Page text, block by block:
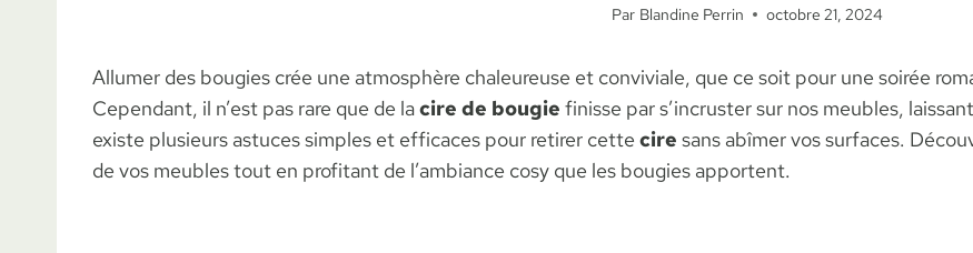
Par Blandine Perrin octobre 21, 2024
Allumer des bougies crée une atmosphère chaleureuse et conviviale, que ce soit pour une soirée
Cependant, il n’est pas rare que de lacire de bougie finisse par s’incruster sur nos meubles,
existe plusieurs astuces simples et efficaces pour retirer cette cire sans abîmer vos surfaces.
de vos meubles tout en profitant de l’ambiance cosy que les bougies apportent.